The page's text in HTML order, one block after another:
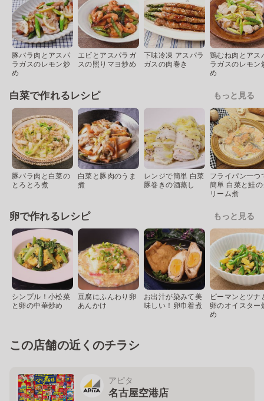
豚バラ肉とアスパ
ラガスのレモン炒
め
エビとアスパラガ
スの照りマヨ炒め
下味冷凍 アスパラ
ガスの肉巻き
鶏むね肉とアス
ラガスのレモン
め
白菜で作れるレシピ もっと見る
豚バラ肉と白菜の
とろとろ煮
白菜と豚肉のうま
煮
レンジで簡単 白菜
豚巻きの酒蒸し
フライパン一つ
簡単 白菜と鮭
リーム煮
卵で作れるレシピ もっと見る
シンプル！小松菜
と卵の中華炒め
豆腐にふんわり卵
あんかけ
お出汁が染みて美
味しい！卵巾着煮
ピーマンとツナ
卵のオイスター
め
この店舗の近くのチラシ
アピタ
名古屋空港店